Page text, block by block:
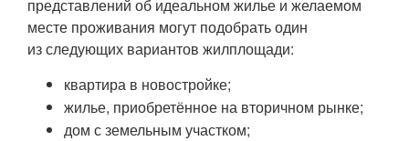
представлений об идеальном жилье и желаемом
месте проживания могут подобрать один
из следующих вариантов жилплощади:
квартира в новостройке;
жилье, приобретённое на вторичном рынке;
дом с земельным участком;